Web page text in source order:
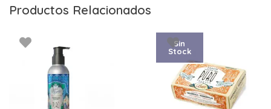
Productos Relacionados
Sin
Stock